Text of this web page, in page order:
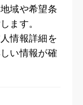
域や希望条
ます。
情報詳細を
い情報が確